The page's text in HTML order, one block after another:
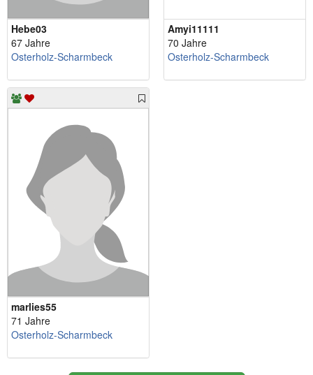
Hebe03
67 Jahre
Osterholz-Scharmbeck
Amyi11111
70 Jahre
Osterholz-Scharmbeck
marlies55
71 Jahre
Osterholz-Scharmbeck